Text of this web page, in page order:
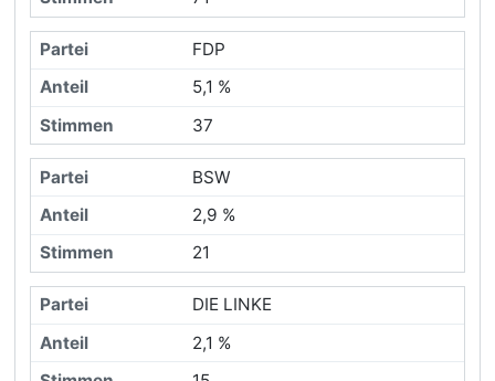
FDP
5,1 %
37
BSW
2,9 %
21
DIE LINKE
2,1 %